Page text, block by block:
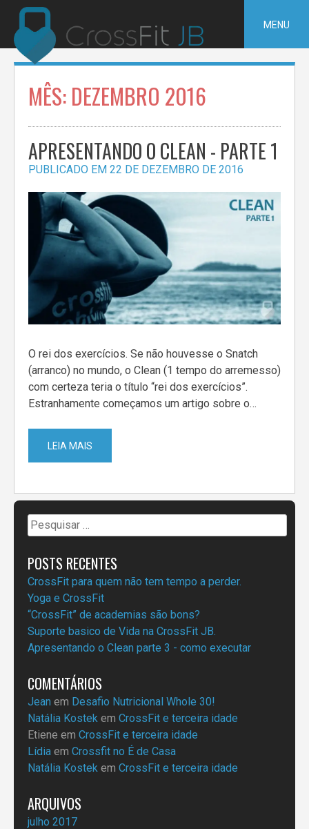
Pular
conteúdo
MENU
MÊS:DEZEMBRO 2016
APRESENTANDO O CLEAN - PARTE 1
PUBLICADO EM 22 DE DEZEMBRO DE 2016
O rei dos exercícios. Se não houvesse o Snatch
(arranco) no mundo, o Clean (1 tempo do arremesso)
com certeza teria o título “rei dos exercícios”.
Estranhamente começamos um artigo sobre o…
LEIA MAIS
Pesquisar
por:
POSTS RECENTES
CrossFit para quem não tem tempo a perder.
Yoga e CrossFit
“CrossFit” de academias são bons?
Suporte basico de Vida na CrossFit JB.
Apresentando o Clean parte 3 - como executar
COMENTÁRIOS
Jean em Desafio Nutricional Whole 30!
Natália Kostek em CrossFit e terceira idade
Etiene em CrossFit e terceira idade
Lídia em Crossfit no É de Casa
Natália Kostek em CrossFit e terceira idade
ARQUIVOS
julho 2017